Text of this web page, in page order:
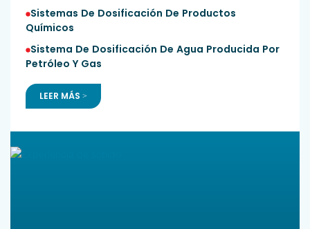
Sistemas De Dosificación De Productos
Químicos
Sistema De Dosificación De Agua Producida Por
Petróleo Y Gas
LEER MÁS >